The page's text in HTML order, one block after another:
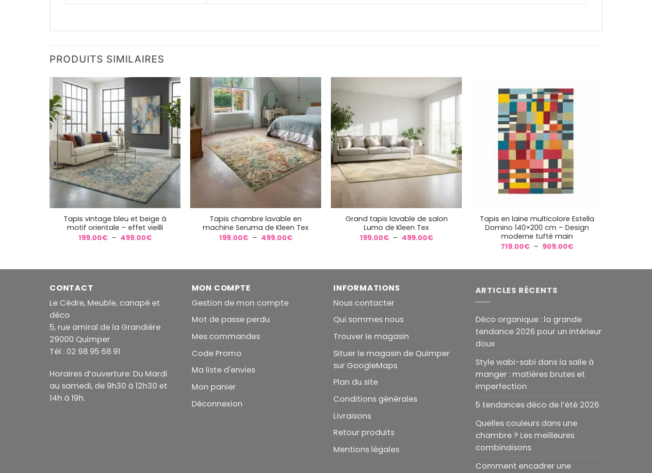
PRODUITS SIMILAIRES
Tapis vintage bleu et beige à
motif orientale – effet vieilli
199.00€ – 499.00€Plage
499.00€
Tapis chambre lavable en
machine Seruma de Kleen Tex
199.00€ – 499.00€Plage
499.00€
Grand tapis lavable de salon
Lumo de Kleen Tex
199.00€ – 499.00€Plage
499.00€
Tapis en laine multicolore Estella
Domino 140×200 cm – Design
moderne tufté main
719.00€ – 909.00€Plage
CONTACT
Le Cèdre, Meuble, canapé et
déco
5, rue amiral de la Grandière
29000 Quimper
Tél : 02 98 95 68 91
Horaires d’ouverture: Du Mardi
au samedi, de 9h30 à 12h30 et
14h à 19h.
MON COMPTE
Gestion de mon compte
Mot de passe perdu
Mes commandes
Code Promo
Ma liste d'envies
Mon panier
Déconnexion
INFORMATIONS
Nous contacter
Qui sommes nous
Trouver le magasin
Situer le magasin de Quimper
sur GoogleMaps
Plan du site
Conditions générales
Livraisons
Retour produits
Mentions légales
ARTICLES RÉCENTS
Déco organique : la grande
tendance 2026 pour un intérieur
doux
Style wabi-sabi dans la salle à
manger : matières brutes et
imperfection
5 tendances déco de l’été 2026
Quelles couleurs dans une
chambre ? Les meilleures
combinaisons
Comment encadrer une